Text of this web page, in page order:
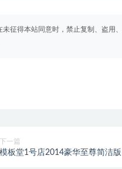
征得本站同意时，禁止复制、盗用
下一篇
模板堂1号店2014豪华至尊简洁版